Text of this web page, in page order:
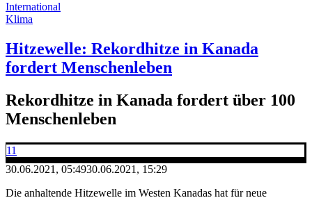
International
Klima
Hitzewelle: Rekordhitze in Kanada
fordert Menschenleben
Rekordhitze in Kanada fordert über 100
Menschenleben
11
30.06.2021, 05:4930.06.2021, 15:29
Die anhaltende Hitzewelle im Westen Kanadas hat für neue